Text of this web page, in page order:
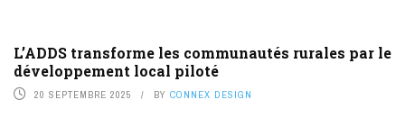
L’ADDS transforme les communautés rurales par le
développement local piloté
20 SEPTEMBRE 2025 BY CONNEX DESIGN